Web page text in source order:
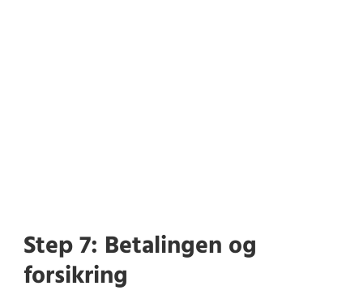
Step 7: Betalingen og
forsikring